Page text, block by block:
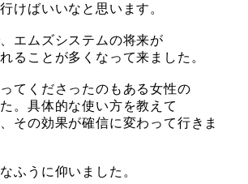
けばいいなと思います。
エムズシステムの将来が
ることが多くなって来ました。
てくださったのもある女性の
。具体的な使い方を教えて
その効果が確信に変わって行きま
ふうに仰いました。